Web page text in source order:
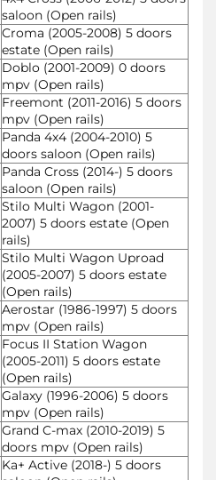
saloon (Open rails)
Croma (2005-2008) 5 doors
estate (Open rails)
Doblo (2001-2009) 0 doors
mpv (Open rails)
Freemont (2011-2016) 5 doors
mpv (Open rails)
Panda 4x4 (2004-2010) 5
doors saloon (Open rails)
Panda Cross (2014-) 5 doors
saloon (Open rails)
Stilo Multi Wagon (2001-
2007) 5 doors estate (Open
rails)
Stilo Multi Wagon Uproad
(2005-2007) 5 doors estate
(Open rails)
Aerostar (1986-1997) 5 doors
mpv (Open rails)
Focus II Station Wagon
(2005-2011) 5 doors estate
(Open rails)
Galaxy (1996-2006) 5 doors
mpv (Open rails)
Grand C-max (2010-2019) 5
doors mpv (Open rails)
Ka+ Active (2018-) 5 doors